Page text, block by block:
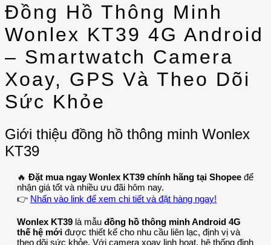
Đồng Hồ Thông Minh
Wonlex KT39 4G Android
– Smartwatch Camera
Xoay, GPS Và Theo Dõi
Sức Khỏe
Giới thiệu đồng hồ thông minh Wonlex
KT39
🔥 Đặt mua ngay Wonlex KT39 chính hãng tại Shopee để
nhận giá tốt và nhiều ưu đãi hôm nay.
👉 Nhấn vào link để xem chi tiết và đặt hàng ngay!
Wonlex KT39 là mẫu đồng hồ thông minh Android 4G
thế hệ mới được thiết kế cho nhu cầu liên lạc, định vị và
theo dõi sức khỏe. Với camera xoay linh hoạt, hệ thống định